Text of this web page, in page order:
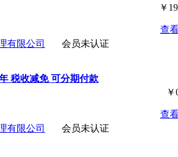
有限公司 会员未认证
￥
查
税收减免 可分期付款
有限公司 会员未认证
￥
查